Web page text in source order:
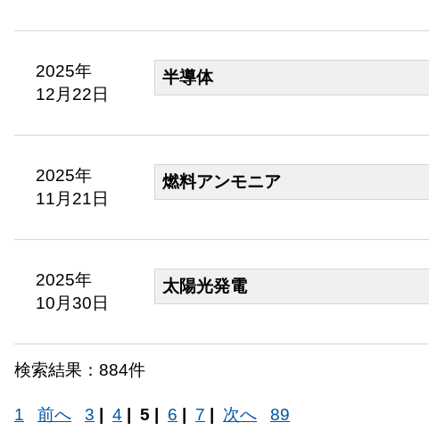
2025年
12月22日
半導体
2025年
11月21日
燃料アンモニア
2025年
10月30日
太陽光発電
検索結果：884件
1 前へ 3 4 5 | 6 7 次へ 89